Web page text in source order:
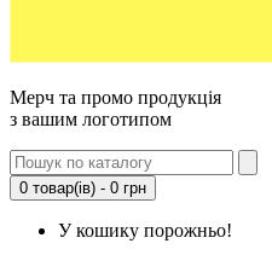
Мерч та промо продукція
з вашим логотипом
0 товар(ів) - 0 грн
У кошику порожньо!